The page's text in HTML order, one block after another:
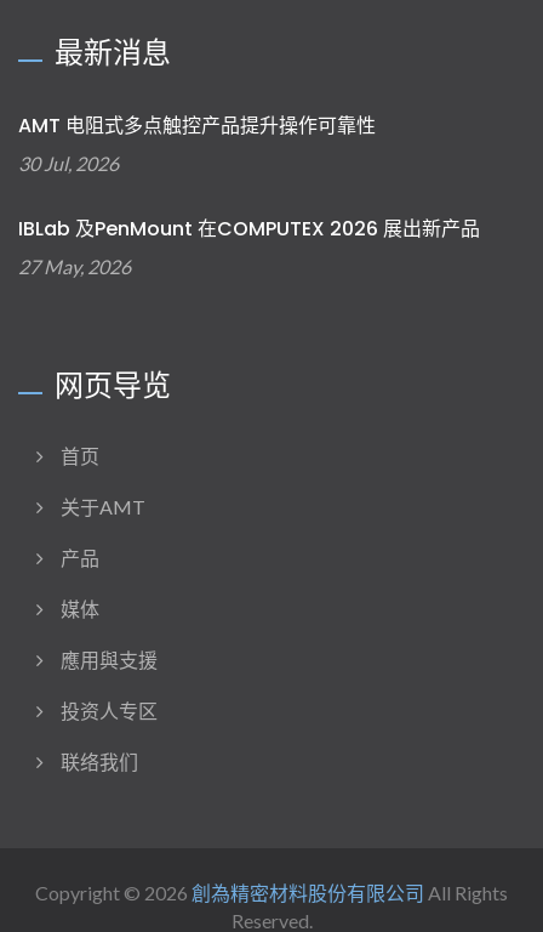
最新消息
AMT 电阻式多点触控产品提升操作可靠性
30 Jul, 2026
IBLab 及PenMount 在COMPUTEX 2026 展出新产品
27 May, 2026
网页导览
首页
关于AMT
产品
媒体
應用與支援
投资人专区
联络我们
Copyright © 2026 創為精密材料股份有限公司 All Rights
Reserved.